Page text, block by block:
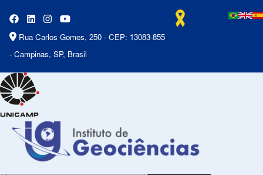
Rua Carlos Gomes, 250 - CEP: 13083-855
- Campinas, SP, Brasil